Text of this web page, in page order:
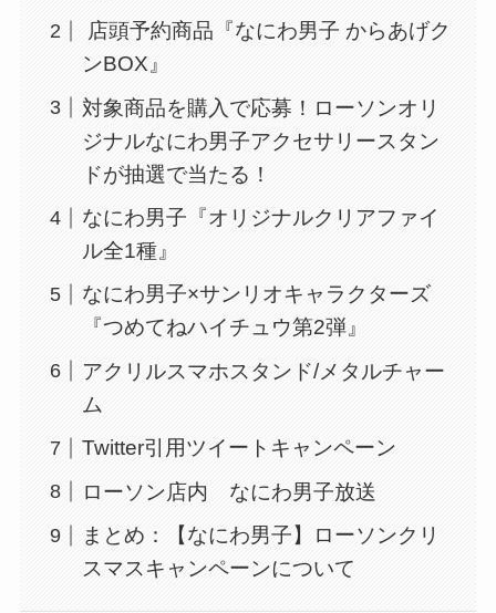
店頭予約商品『なにわ男子 からあげク
ンBOX』
対象商品を購入で応募！ローソンオリ
ジナルなにわ男子アクセサリースタン
ドが抽選で当たる！
なにわ男子『オリジナルクリアファイ
ル全1種』
なにわ男子×サンリオキャラクターズ
『つめてねハイチュウ第2弾』
アクリルスマホスタンド/メタルチャー
ム
Twitter引用ツイートキャンペーン
ローソン店内 なにわ男子放送
まとめ：【なにわ男子】ローソンクリ
スマスキャンペーンについて